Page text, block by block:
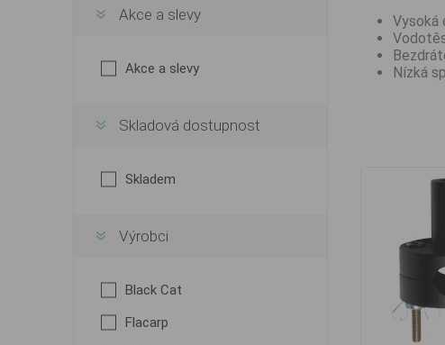
Vysoká
Nízká
Akce a slevy
Akce a slevy
Skladová dostupnost
Skladem
Výrobci
Black Cat
Flacarp